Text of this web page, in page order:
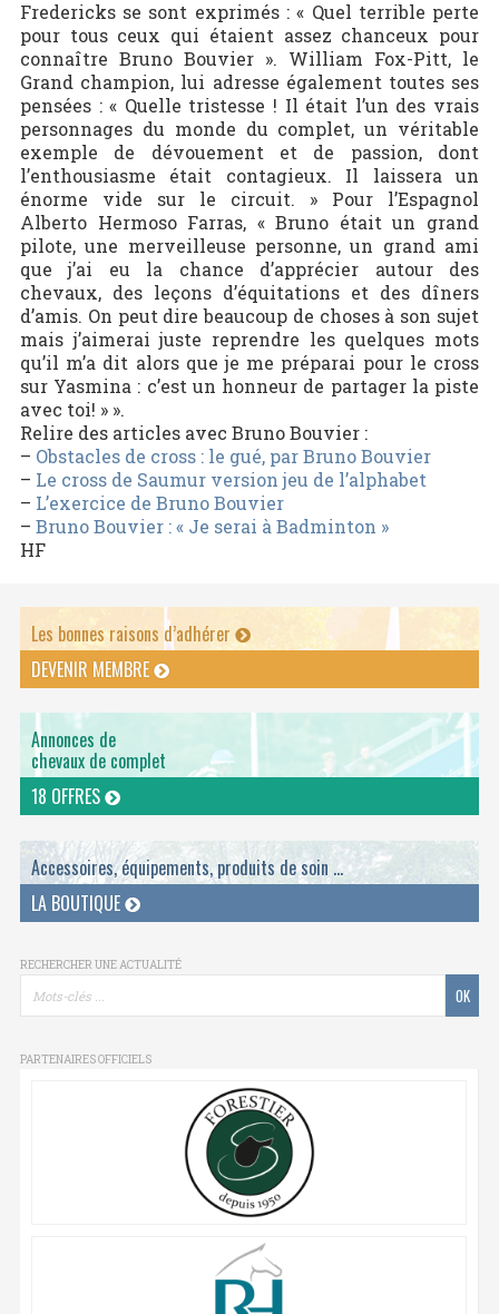
Fredericks se sont exprimés : « Quel terrible perte
pour tous ceux qui étaient assez chanceux pour
connaître Bruno Bouvier ». William Fox-Pitt, le
Grand champion, lui adresse également toutes ses
pensées : « Quelle tristesse ! Il était l’un des vrais
personnages du monde du complet, un véritable
exemple de dévouement et de passion, dont
l’enthousiasme était contagieux. Il laissera un
énorme vide sur le circuit. » Pour l’Espagnol
Alberto Hermoso Farras, « Bruno était un grand
pilote, une merveilleuse personne, un grand ami
que j’ai eu la chance d’apprécier autour des
chevaux, des leçons d’équitations et des dîners
d’amis. On peut dire beaucoup de choses à son sujet
mais j’aimerai juste reprendre les quelques mots
qu’il m’a dit alors que je me préparai pour le cross
sur Yasmina : c’est un honneur de partager la piste
avec toi! » ».
Relire des articles avec Bruno Bouvier :
– Obstacles de cross : le gué, par Bruno Bouvier
– Le cross de Saumur version jeu de l’alphabet
– L’exercice de Bruno Bouvier
– Bruno Bouvier : « Je serai à Badminton »
HF
Les bonnes raisons d’adhérer
DEVENIR MEMBRE
Annonces de
chevaux de complet
18 OFFRES
Accessoires, équipements, produits de soin ...
LA BOUTIQUE
RECHERCHER UNE ACTUALITÉ
PARTENAIRES OFFICIELS